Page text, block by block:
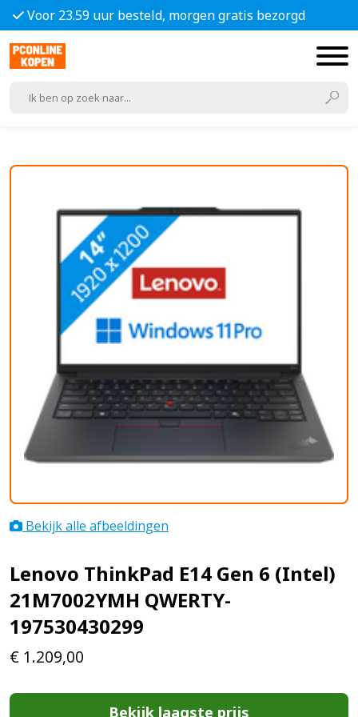
Voor 23.59 uur besteld, morgen gratis bezorgd
Bekijk alle afbeeldingen
Lenovo ThinkPad E14 Gen 6 (Intel)
21M7002YMH QWERTY-
197530430299
€ 1.209,00
Bekijk laagste prijs